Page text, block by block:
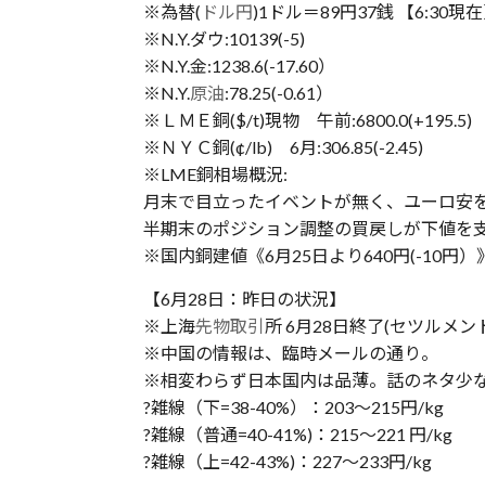
※為替( ドル円)1ドル＝89円37銭 【6:30現在
※N.Y.ダウ:10139(-5)
※N.Y.金:1238.6(-17.60）
※N.Y.原油:78.25(-0.61）
※ＬＭＥ銅($/t)現物 午前:6800.0(+195.5)
※ＮＹＣ銅(¢/lb) 6月:306.85(-2.45)
※LME銅相場概況:
月末で目立ったイベントが無く、ユーロ
半期末のポジション調整の買戻しが下値を
※国内銅建値《6月25日より640円(-10円）
【6月28日：昨日の状況】
※上海先物取引 所 6月28日終了(セツルメ
※中国の情報は、臨時メールの通り。
※相変わらず日本国内は品薄。話のネタ少
?雑線（下=38-40%）：203〜215円/kg
?雑線（普通=40-41%)：215〜221 円/kg
?雑線（上=42-43%)：227〜233円/kg